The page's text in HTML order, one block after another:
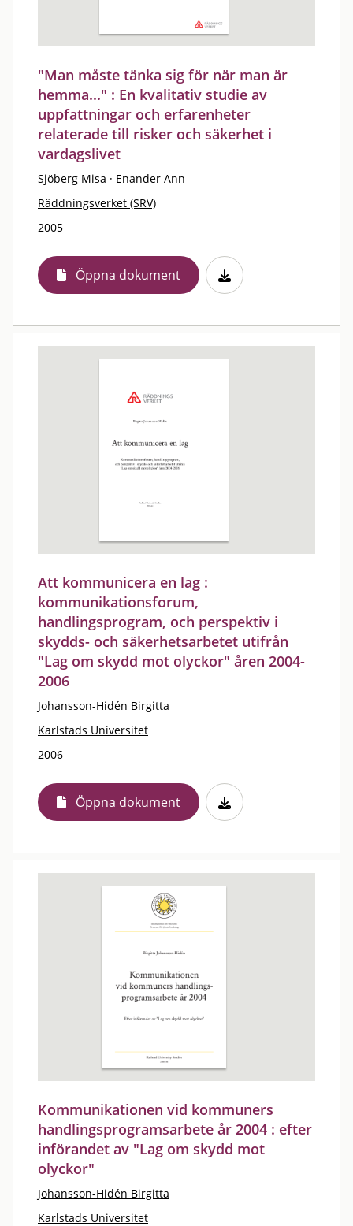
"Man måste tänka sig för när man är
hemma..." : En kvalitativ studie av
uppfattningar och erfarenheter
relaterade till risker och säkerhet i
vardagslivet
Sjöberg Misa · Enander Ann
Räddningsverket (SRV)
2005
Öppna dokument
Att kommunicera en lag :
kommunikationsforum,
handlingsprogram, och perspektiv i
skydds- och säkerhetsarbetet utifrån
"Lag om skydd mot olyckor" åren 2004-
2006
Johansson-Hidén Birgitta
Karlstads Universitet
2006
Öppna dokument
Kommunikationen vid kommuners
handlingsprogramsarbete år 2004 : efter
införandet av "Lag om skydd mot
olyckor"
Johansson-Hidén Birgitta
Karlstads Universitet